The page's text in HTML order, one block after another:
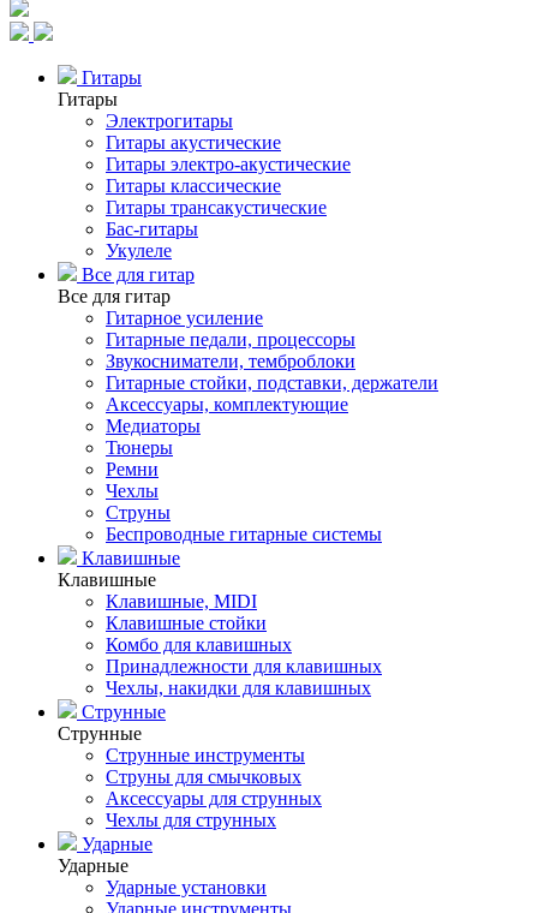
Гитары
Гитары
Электрогитары
Гитары акустические
Гитары электро-акустические
Гитары классические
Гитары трансакустические
Бас-гитары
Укулеле
Все для гитар
Все для гитар
Гитарное усиление
Гитарные педали, процессоры
Звукосниматели, темброблоки
Гитарные стойки, подставки, держатели
Аксессуары, комплектующие
Медиаторы
Тюнеры
Ремни
Чехлы
Струны
Беспроводные гитарные системы
Клавишные
Клавишные
Клавишные, MIDI
Клавишные стойки
Комбо для клавишных
Принадлежности для клавишных
Чехлы, накидки для клавишных
Струнные
Струнные
Струнные инструменты
Струны для смычковых
Аксессуары для струнных
Чехлы для струнных
Ударные
Ударные
Ударные установки
Ударные инструменты